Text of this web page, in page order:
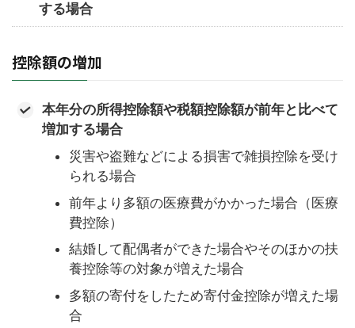
する場合
控除額の増加
本年分の所得控除額や税額控除額が前年と比べて
増加する場合
災害や盗難などによる損害で雑損控除を受け
られる場合
前年より多額の医療費がかかった場合（医療
費控除）
結婚して配偶者ができた場合やそのほかの扶
養控除等の対象が増えた場合
多額の寄付をしたため寄付金控除が増えた場
合